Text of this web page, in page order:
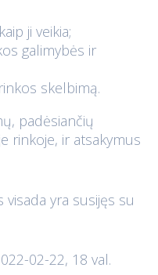
ji veikia;
galimybės ir
skelbimą.
padėsiančių
rinkoje, ir atsakymus
visada yra susijęs su
02-22, 18 val.